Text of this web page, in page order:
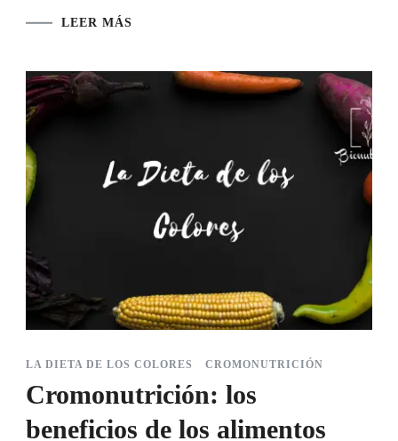
LEER MÁS
LA DIETA DE LOS COLORES CROMONUTRICIÓN
Cromonutrición: los
beneficios de los alimentos